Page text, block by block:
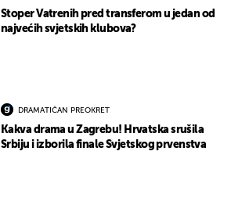
Stoper Vatrenih pred transferom u jedan od
najvećih svjetskih klubova?
DRAMATIČAN PREOKRET
Kakva drama u Zagrebu! Hrvatska srušila
Srbiju i izborila finale Svjetskog prvenstva